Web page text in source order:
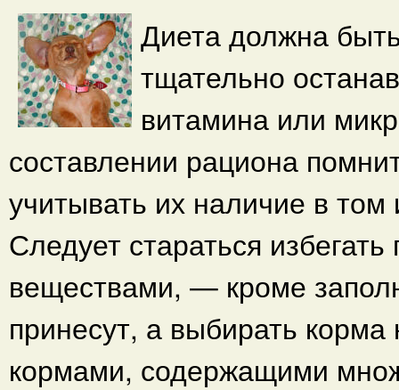
Диета должна
тщательно
витамина или
составлении рациона
учитывать их наличие в
Следует стараться
веществами, — кроме
принесут, а выбирать
кормами, содержащими